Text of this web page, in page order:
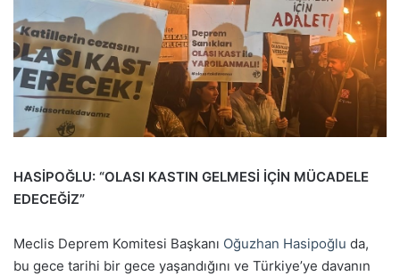
HASİPOĞLU: “OLASI KASTIN GELMESİ İÇİN MÜCADELE
EDECEĞİZ”
Meclis Deprem Komitesi Başkanı Oğuzhan Hasipoğlu da,
bu gece tarihi bir gece yaşandığını ve Türkiye’ye davanın